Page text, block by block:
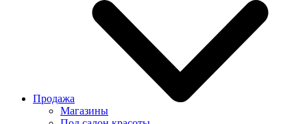
Продажа
Магазины